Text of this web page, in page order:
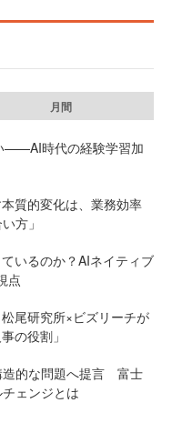
月間
——AI時代の経験学習加
質的変化は、業務効率
方」
いるのか？AIネイティブ
点
尾研究所×ビズリーチが
の役割」
造的な問題へ提言 富士
ェンジとは